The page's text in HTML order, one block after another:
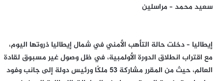
سعيد محمد – مراسلين
إيطاليا – دخلت حالة التأهب الأمني في شمال إيطاليا ذروتها اليوم،
مع اقتراب انطلاق الدورة الأولمبية، في ظل وصول غير مسبوق لقادة
العالم، حيث من المقرر مشاركة 53 ملكًا ورئيس دولة إلى جانب وفود